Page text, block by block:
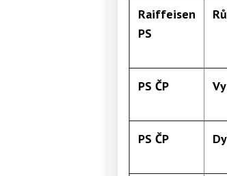
Raiffeisen
PS
PS ČP
PS ČP